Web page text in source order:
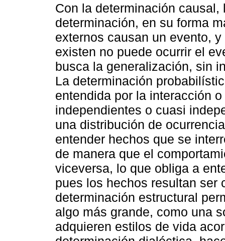
Con la determinación
determinación, en su forma
externos causan un evento,
existen no puede ocurrir el
busca la generalización, sin
La determinación
entendida por la interacción
independientes o cuasi
una distribución de
entender hechos que se
de manera que el
viceversa, lo que obliga a
pues los hechos resultan ser
determinación estructural
algo más grande, como una
adquieren estilos de vida